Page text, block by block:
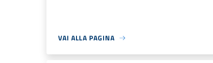
VAI ALLA PAGINA